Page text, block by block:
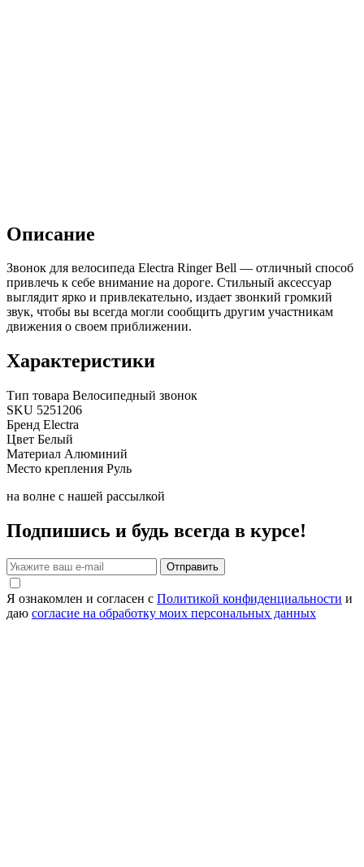
Описание
Звонок для велосипеда Electra Ringer Bell — отличный способ
привлечь к себе внимание на дороге. Стильный аксессуар
выглядит ярко и привлекательно, издает звонкий громкий
звук, чтобы вы всегда могли сообщить другим участникам
движения о своем приближении.
Характеристики
Тип товара Велосипедный звонок
SKU 5251206
Бренд Electra
Цвет Белый
Материал Алюминий
Место крепления Руль
на волне с нашей рассылкой
Подпишись и будь всегда в курсе!
Отправить
Я ознакомлен и согласен с Политикой конфиденциальности и
даю согласие на обработку моих персональных данных